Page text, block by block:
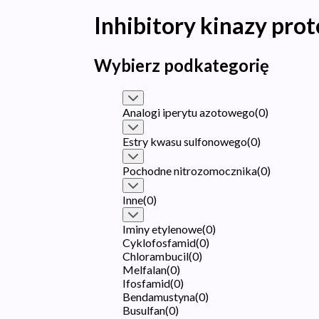
Inhibitory kinazy
Wybierz podkategorię
Analogi iperytu azotowego(0)
Estry kwasu sulfonowego(0)
Pochodne nitrozomocznika(0)
Inne(0)
Iminy etylenowe(0)
Cyklofosfamid(0)
Chlorambucil(0)
Melfalan(0)
Ifosfamid(0)
Bendamustyna(0)
Busulfan(0)